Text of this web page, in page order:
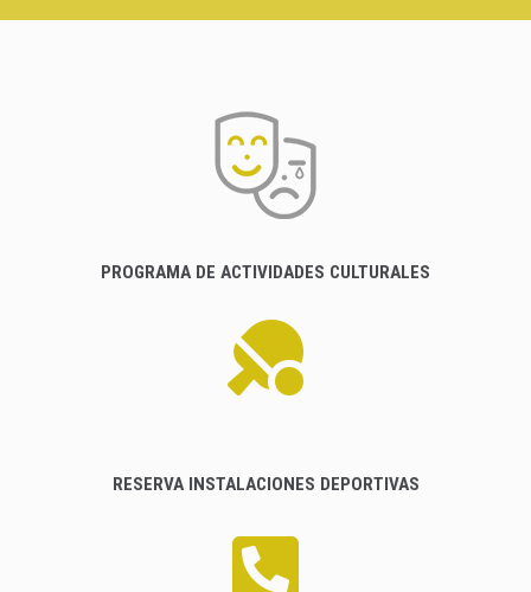
PROGRAMA DE ACTIVIDADES CULTURALES
RESERVA INSTALACIONES DEPORTIVAS